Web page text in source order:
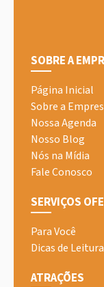
SOBRE A
Página Inicial
Sobre a
Nossa Agenda
Nosso Blog
Nós na Mídia
Fale Conosco
SERVIÇOS
Para Você
Dicas de Leitura
ATRAÇÕES